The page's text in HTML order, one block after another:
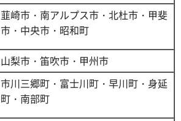
韮崎市・南アルプス市・北杜市・甲斐
市・中央市・昭和町
山梨市・笛吹市・甲州市
市川三郷町・富士川町・早川町・身延
町・南部町